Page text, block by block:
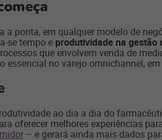
ponta, em qualquer modelo de
se tempo e produtividade na gestão
que envolvem venda de
no varejo omnichannel,
ao dia a dia do
oferecer melhores experiências
– e gerará ainda mais dados